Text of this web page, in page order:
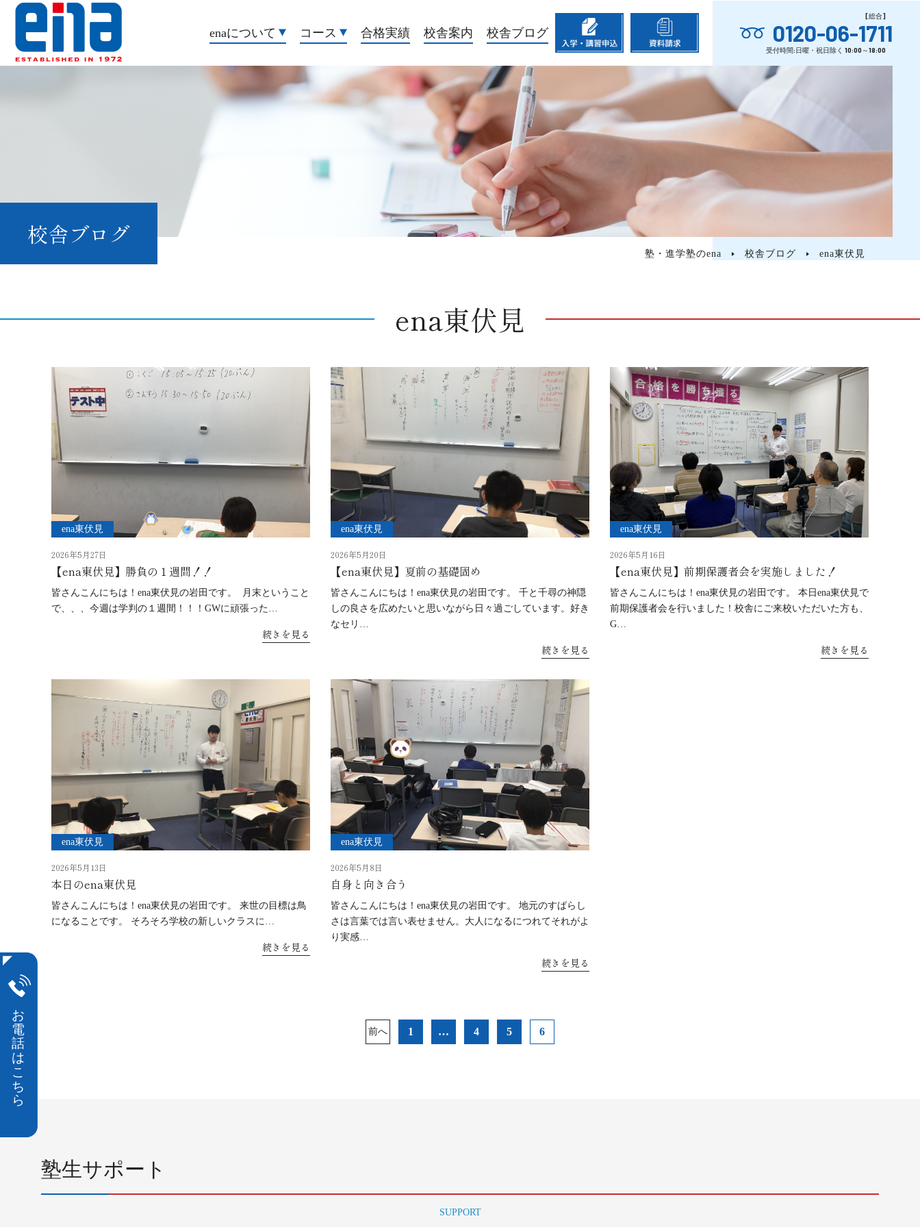
enaについて コース 合格実績 校舎案内 校舎ブログ 0120-06-1711
校舎ブログ
塾・進学塾のena 校舎ブログ ena東伏見
ena東伏見
ena東伏見
2026年5月27日
【ena東伏見】勝負の１週間！！
皆さんこんにちは！ena東伏見の岩田です。 月末ということ
で、、、今週は学判の１週間！！！GWに頑張った…
続きを見る
ena東伏見
2026年5月20日
【ena東伏見】夏前の基礎固め
皆さんこんにちは！ena東伏見の岩田です。 千と千尋の神隠
しの良さを広めたいと思いながら日々過ごしています。好き
なセリ…
続きを見る
ena東伏見
2026年5月16日
【ena東伏見】前期保護者会を実施しました！
皆さんこんにちは！ena東伏見の岩田です。 本日ena東伏見で
前期保護者会を行いました！校舎にご来校いただいた方も、
G…
続きを見る
ena東伏見
2026年5月13日
本日のena東伏見
皆さんこんにちは！ena東伏見の岩田です。 来世の目標は鳥
になることです。 そろそろ学校の新しいクラスに…
続きを見る
ena東伏見
2026年5月8日
自身と向き合う
皆さんこんにちは！ena東伏見の岩田です。 地元のすばらし
さは言葉では言い表せません。大人になるにつれてそれがよ
り実感…
続きを見る
前へ 1 … 4 5 6
塾生サポート
SUPPORT